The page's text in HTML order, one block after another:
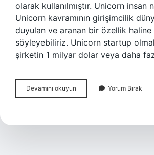
olarak kullanılmıştır. Unicorn insan
Unicorn kavramının girişimcilik
duyulan ve aranan bir özellik
söyleyebiliriz. Unicorn startup
şirketin 1 milyar dolar veya daha
Devamını okuyun
Bebek
Yorum Bırak